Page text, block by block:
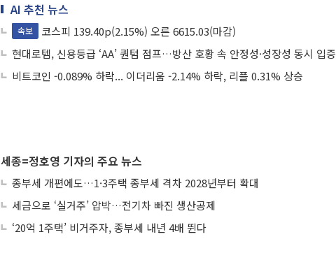
AI 추천 뉴스
속보
코스피 139.40p(2.15%) 오른 6615.03(마감)
현대로템, 신용등급 ‘AA’ 퀀텀 점프…방산 호황 속 안정성·성장성 동시 입증
비트코인 -0.089% 하락... 이더리움 -2.14% 하락, 리플 0.31% 상승
세종=정호영 기자의 주요 뉴스
종부세 개편에도…1·3주택 종부세 격차 2028년부터 확대
세금으로 ‘실거주’ 압박…전기차 빠진 생산공제
‘20억 1주택’ 비거주자, 종부세 내년 4배 뛴다